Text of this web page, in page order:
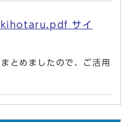
サイ
とめましたので、ご活用